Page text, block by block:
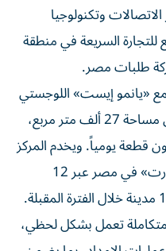
وتكنولوجيا
للتجارة السريعة في منطقة
طلبات مصر.
«يانمو إيست» اللوجستي
على طريق القاهرة - السويس، على مساحة 27 ألف متر مربع،
قطعة يومياً. ويخدم المركز
حالياً 100% من شبكة «طلبات مارت» في مصر عبر 12
تعمل بشكل لحظي،